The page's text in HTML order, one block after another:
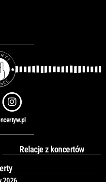
I
n
s
t
a
r
a
m
Relacje z koncertów